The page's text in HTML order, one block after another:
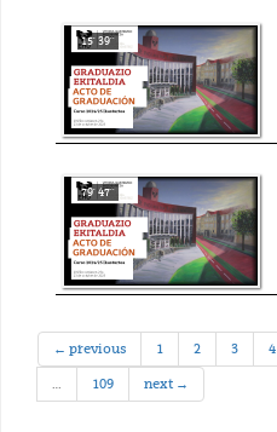
15' 39''
79' 47''
← previous 1 2 3 4
… 109 next →